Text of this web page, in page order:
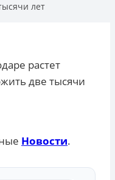
лет
растет
две тысячи
Новости.